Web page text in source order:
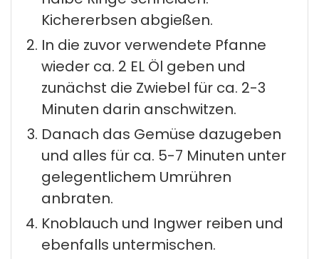
Kichererbsen abgießen.
In die zuvor verwendete Pfanne
wieder ca. 2 EL Öl geben und
zunächst die Zwiebel für ca. 2-3
Minuten darin anschwitzen.
Danach das Gemüse dazugeben
und alles für ca. 5-7 Minuten unter
gelegentlichem Umrühren
anbraten.
Knoblauch und Ingwer reiben und
ebenfalls untermischen.